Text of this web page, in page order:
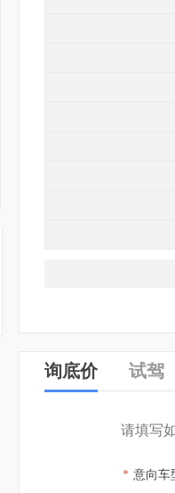
询底价 试驾
请填写
* 意向车